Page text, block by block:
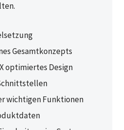
Gesamtkonzepts
optimiertes Design
wichtigen Funktionen